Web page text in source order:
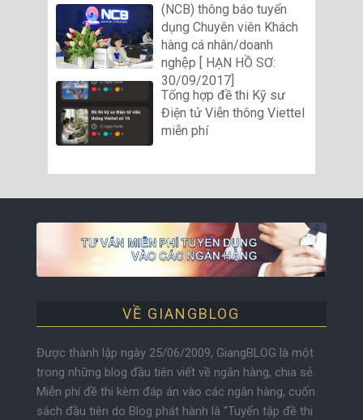
(NCB) thông báo tuyển
dụng Chuyên viên Khách
hàng cá nhân/doanh
nghệp [ HẠN HỒ SƠ:
30/09/2017]
Tổng hợp đề thi Kỹ sư
Điện tử Viễn thông Viettel
miễn phí
VỀ GIANGBLOG
Được thành lập ngày 25/06/2009, GiangBLOG là một
trong những blog đầu tiên viết về ngân hàng, chia sẻ
Miễn phí đề thi kèm đáp án vào các ngân hàng, cuốn
sách đầu tiên do Blog phát hành là "Tuyển tập đề thi